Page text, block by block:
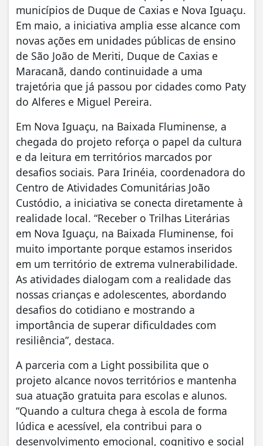
municípios de Duque de Caxias e Nova Iguaçu.
Em maio, a iniciativa amplia esse alcance com
novas ações em unidades públicas de ensino
de São João de Meriti, Duque de Caxias e
Maracanã, dando continuidade a uma
trajetória que já passou por cidades como Paty
do Alferes e Miguel Pereira.
Em Nova Iguaçu, na Baixada Fluminense, a
chegada do projeto reforça o papel da cultura
e da leitura em territórios marcados por
desafios sociais. Para Irinéia, coordenadora do
Centro de Atividades Comunitárias João
Custódio, a iniciativa se conecta diretamente à
realidade local. “Receber o Trilhas Literárias
em Nova Iguaçu, na Baixada Fluminense, foi
muito importante porque estamos inseridos
em um território de extrema vulnerabilidade.
As atividades dialogam com a realidade das
nossas crianças e adolescentes, abordando
desafios do cotidiano e mostrando a
importância de superar dificuldades com
resiliência”, destaca.
A parceria com a Light possibilita que o
projeto alcance novos territórios e mantenha
sua atuação gratuita para escolas e alunos.
“Quando a cultura chega à escola de forma
lúdica e acessível, ela contribui para o
desenvolvimento emocional, cognitivo e social